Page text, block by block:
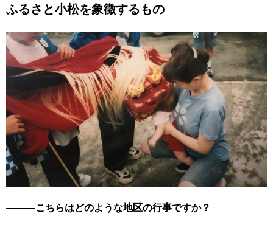
問
い
合
交
通
ア
セ
ス
用
ふるさと小松を象徴するもの
―――こちらはどのような地区の行事ですか？